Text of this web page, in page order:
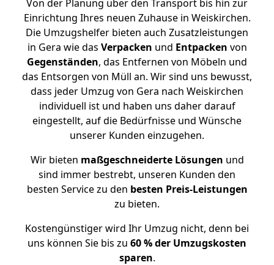
Von der Planung über den Transport bis hin zur
Einrichtung Ihres neuen Zuhause in Weiskirchen.
Die Umzugshelfer bieten auch Zusatzleistungen
in Gera wie das Verpacken und Entpacken von
Gegenständen, das Entfernen von Möbeln und
das Entsorgen von Müll an. Wir sind uns bewusst,
dass jeder Umzug von Gera nach Weiskirchen
individuell ist und haben uns daher darauf
eingestellt, auf die Bedürfnisse und Wünsche
unserer Kunden einzugehen.
Wir bieten maßgeschneiderte Lösungen und
sind immer bestrebt, unseren Kunden den
besten Service zu den besten Preis-Leistungen
zu bieten.
Kostengünstiger wird Ihr Umzug nicht, denn bei
uns können Sie bis zu 60 % der Umzugskosten
sparen.